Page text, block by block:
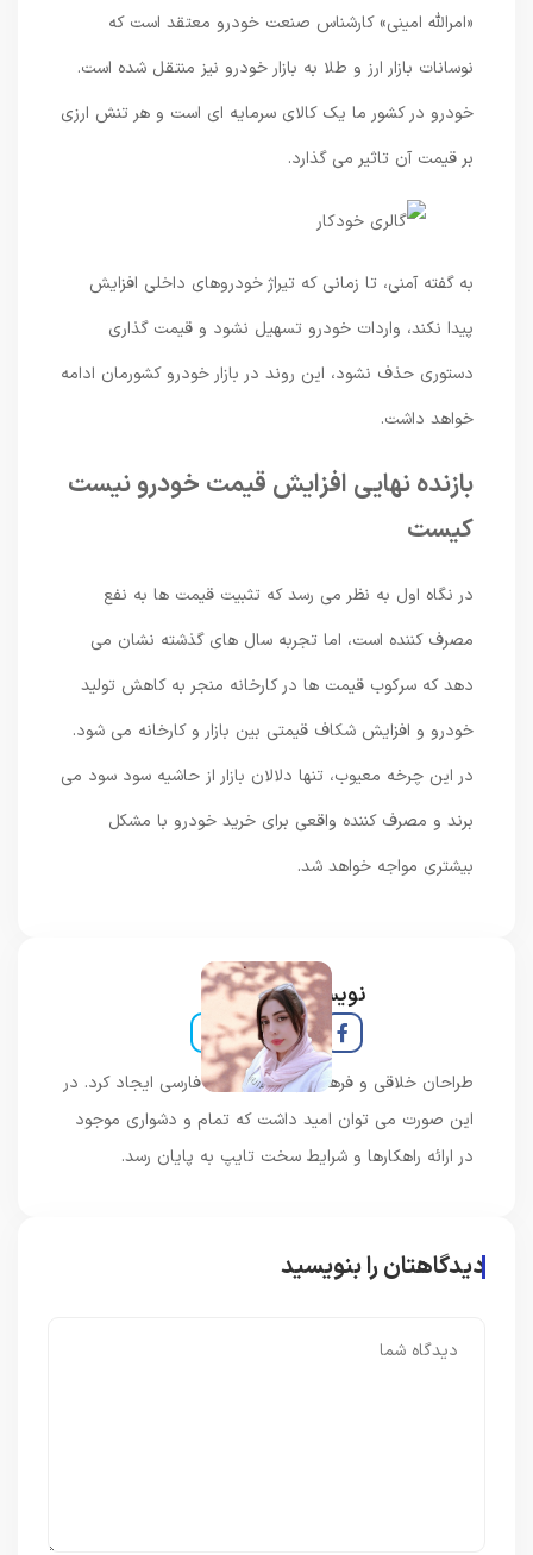
«امرالله امینی» کارشناس صنعت خودرو معتقد است که
نوسانات بازار ارز و طلا به بازار خودرو نیز منتقل شده است.
خودرو در کشور ما یک کالای سرمایه ای است و هر تنش ارزی
بر قیمت آن تاثیر می گذارد.
به گفته آمنی، تا زمانی که تیراژ خودروهای داخلی افزایش
پیدا نکند، واردات خودرو تسهیل نشود و قیمت گذاری
دستوری حذف نشود، این روند در بازار خودرو کشورمان ادامه
خواهد داشت.
بازنده نهایی افزایش قیمت خودرو نیست
کیست
در نگاه اول به نظر می رسد که تثبیت قیمت ها به نفع
مصرف کننده است، اما تجربه سال های گذشته نشان می
دهد که سرکوب قیمت ها در کارخانه منجر به کاهش تولید
خودرو و افزایش شکاف قیمتی بین بازار و کارخانه می شود.
در این چرخه معیوب، تنها دلالان بازار از حاشیه سود سود می
برند و مصرف کننده واقعی برای خرید خودرو با مشکل
بیشتری مواجه خواهد شد.
نویسنده و خبرنگار
طراحان خلاقی و فرهنگ پیشرو در زبان فارسی ایجاد کرد. در
این صورت می توان امید داشت که تمام و دشواری موجود
در ارائه راهکارها و شرایط سخت تایپ به پایان رسد.
دیدگاهتان را بنویسید